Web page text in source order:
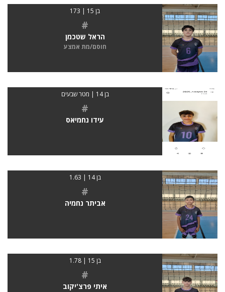
בן 15 | 173
#
הראל שטכמן
חוסם/מת אמצע
בן 14 | מטר שבעים
#
עידו נחמיאס
בן 14 | 1.63
#
אביתר נחמיה
בן 15 | 1.78
#
איתי פרצ'יקוב